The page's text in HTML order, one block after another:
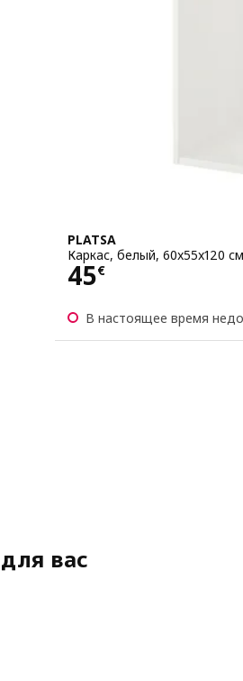
PLATSA
Каркас, белый, 60x55x120 см
45€
Цена 45€
В настоящее время
вас